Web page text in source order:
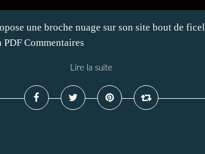
une broche nuage sur son site bout de
Commentaires
Lire la suite